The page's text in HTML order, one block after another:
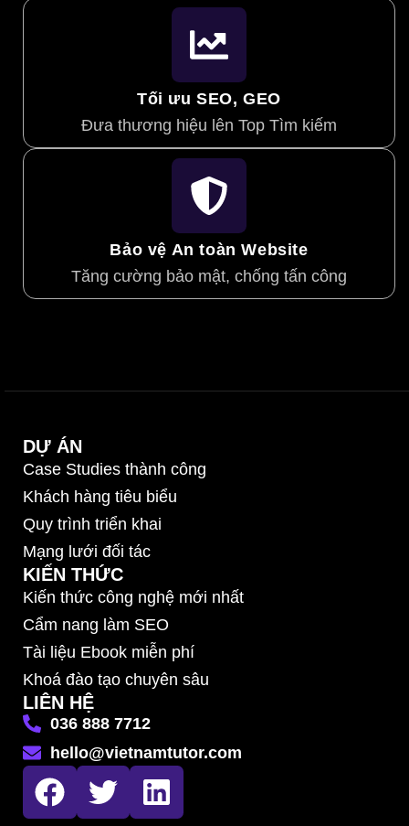
Tối ưu SEO, GEO
Đưa thương hiệu lên Top Tìm kiếm
Bảo vệ An toàn Website
Tăng cường bảo mật, chống tấn công
DỰ ÁN
Case Studies thành công
Khách hàng tiêu biểu
Quy trình triển khai
Mạng lưới đối tác
KIẾN THỨC
Kiến thức công nghệ mới nhất
Cẩm nang làm SEO
Tài liệu Ebook miễn phí
Khoá đào tạo chuyên sâu
LIÊN HỆ
036 888 7712
hello@vietnamtutor.com